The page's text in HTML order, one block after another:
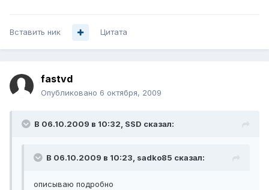
Вставить ник Цитата
fastvd
Опубликовано 6 октября, 2009
В 06.10.2009 в 10:32, SSD сказал:
В 06.10.2009 в 10:23, sadko85 сказал:
описываю подробно